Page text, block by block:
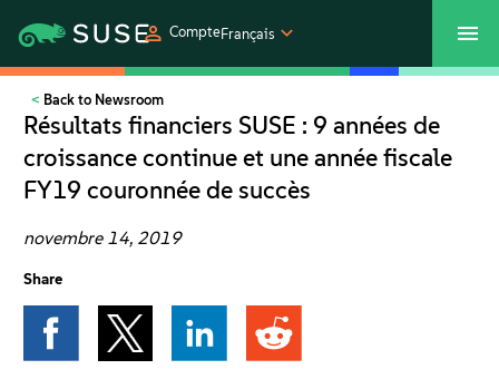
CompteFrançais
SUSECON 2027
Produits
Solutions
Support et services
Back to Newsroom
Résultats financiers SUSE : 9 années de
croissance continue et une année fiscale
FY19 couronnée de succès
novembre 14, 2019
Share